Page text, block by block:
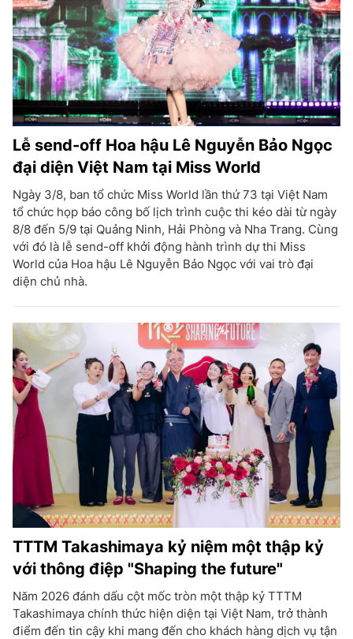
Lễ send-off Hoa hậu Lê Nguyễn Bảo Ngọc
đại diện Việt Nam tại Miss World
Ngày 3/8, ban tổ chức Miss World lần thứ 73 tại Việt Nam
tổ chức họp báo công bố lịch trình cuộc thi kéo dài từ ngày
8/8 đến 5/9 tại Quảng Ninh, Hải Phòng và Nha Trang. Cùng
với đó là lễ send-off khởi động hành trình dự thi Miss
World của Hoa hậu Lê Nguyễn Bảo Ngọc với vai trò đại
diện chủ nhà.
TTTM Takashimaya kỷ niệm một thập kỷ
với thông điệp "Shaping the future"
Năm 2026 đánh dấu cột mốc tròn một thập kỷ TTTM
Takashimaya chính thức hiện diện tại Việt Nam, trở thành
điểm đến tin cậy khi mang đến cho khách hàng dịch vụ tận